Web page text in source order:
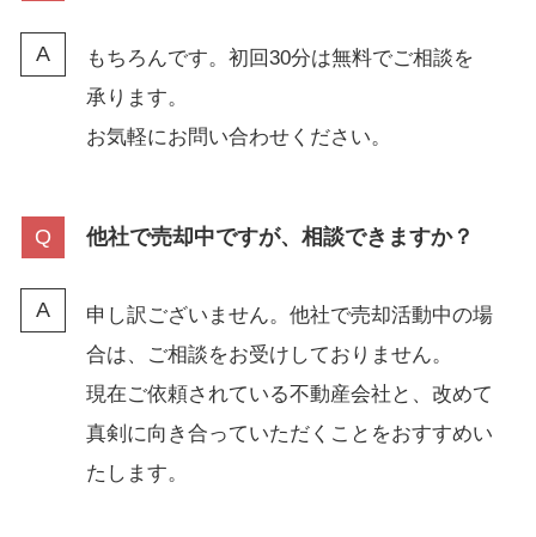
もちろんです。初回30分は無料でご相談を
承ります。
お気軽にお問い合わせください。
他社で売却中ですが、相談できますか？
申し訳ございません。他社で売却活動中の場
合は、ご相談をお受けしておりません。
現在ご依頼されている不動産会社と、改めて
真剣に向き合っていただくことをおすすめい
たします。